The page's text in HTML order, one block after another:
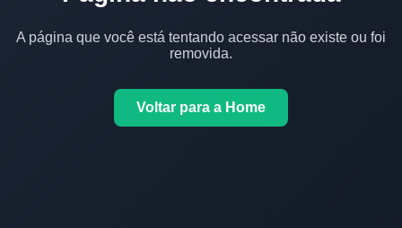
A página que você está tentando acessar não existe ou foi
removida.
Voltar para a Home